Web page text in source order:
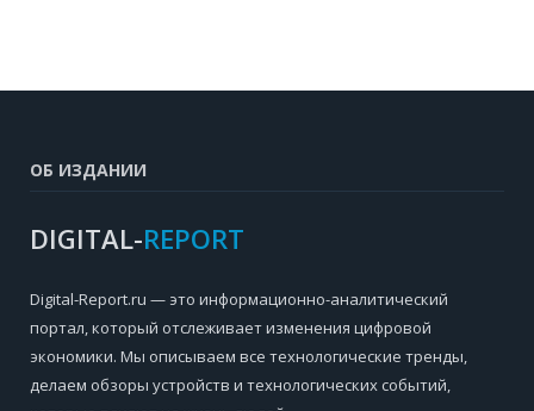
ОБ ИЗДАНИИ
DIGITAL-REPORT
Digital-Report.ru — это информационно-аналитический
портал, который отслеживает изменения цифровой
экономики. Мы описываем все технологические тренды,
делаем обзоры устройств и технологических событий,